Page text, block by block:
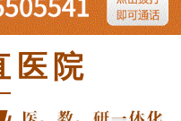
医院